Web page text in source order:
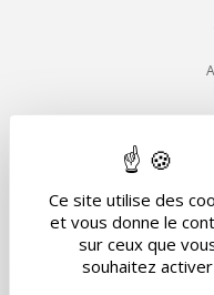
Ce site utilise des
et vous donne le
sur ceux que
souhaitez activer